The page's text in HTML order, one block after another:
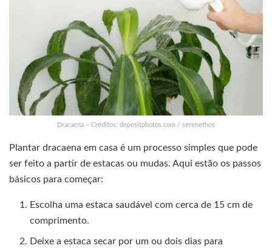
Dracaena – Créditos: depositphotos.com / serenethos
Plantar dracaena em casa é um processo simples que pode
ser feito a partir de estacas ou mudas. Aqui estão os passos
básicos para começar:
Escolha uma estaca saudável com cerca de 15 cm de
comprimento.
Deixe a estaca secar por um ou dois dias para